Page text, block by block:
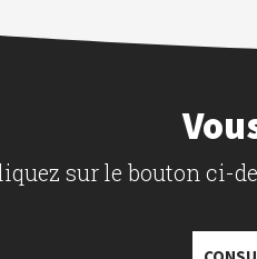
sur le bouton ci-